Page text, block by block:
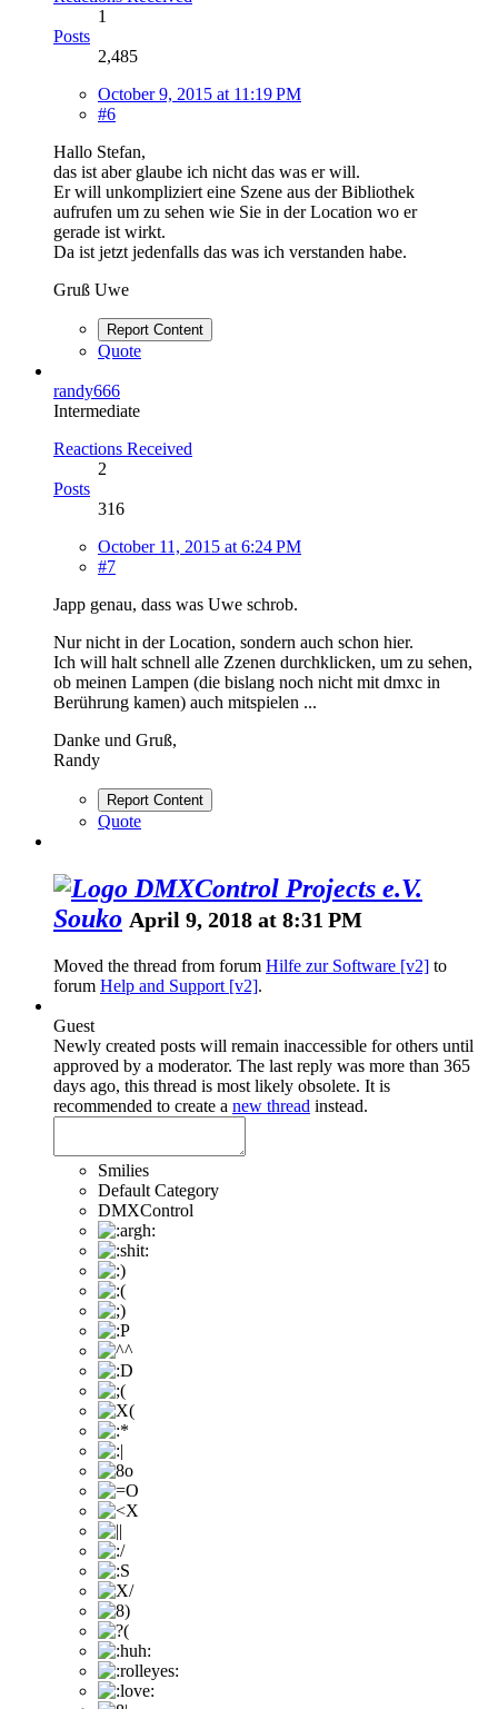
1
Posts
2,485
October 9, 2015 at 11:19 PM
#6
Hallo Stefan,
das ist aber glaube ich nicht das was er will.
Er will unkompliziert eine Szene aus der Bibliothek
aufrufen um zu sehen wie Sie in der Location wo er
gerade ist wirkt.
Da ist jetzt jedenfalls das was ich verstanden habe.
Gruß Uwe
Report Content
Quote
randy666
Intermediate
Reactions Received
2
Posts
316
October 11, 2015 at 6:24 PM
#7
Japp genau, dass was Uwe schrob.
Nur nicht in der Location, sondern auch schon hier.
Ich will halt schnell alle Zzenen durchklicken, um zu sehen,
ob meinen Lampen (die bislang noch nicht mit dmxc in
Berührung kamen) auch mitspielen ...
Danke und Gruß,
Randy
Report Content
Quote
Souko April 9, 2018 at 8:31 PM
Moved the thread from forum Hilfe zur Software [v2] to
forum Help and Support [v2].
Guest
Newly created posts will remain inaccessible for others until
approved by a moderator. The last reply was more than 365
days ago, this thread is most likely obsolete. It is
recommended to create a new thread instead.
Smilies
Default Category
DMXControl